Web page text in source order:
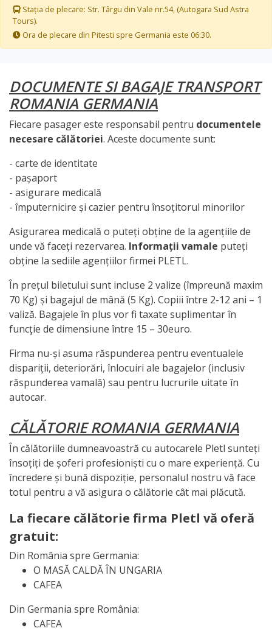
Stația de plecare: Str. Târgu din Vale nr.54, (Autogara Sud Astra
Tours).
Ora de plecare din Pitesti spre Germania este 06:30.
DOCUMENTE SI BAGAJE TRANSPORT
ROMANIA GERMANIA
Fiecare pasager este responsabil pentru documentele
necesare călătoriei. Aceste documente sunt:
- carte de identitate
- pașaport
- asigurare medicală
- împuternicire și cazier pentru însoțitorul minorilor
Asigurarea medicală o puteți obține de la agențiile de
unde vă faceți rezervarea. Informații vamale puteți
obține la sediile agențiilor firmei PLETL.
În prețul biletului sunt incluse 2 valize (împreună maxim
70 Kg) și bagajul de mână (5 Kg). Copiii între 2-12 ani – 1
valiză. Bagajele în plus vor fi taxate suplimentar în
funcţie de dimensiune între 15 – 30euro.
Firma nu-și asuma răspunderea pentru eventualele
dispariții, deteriorări, înlocuiri ale bagajelor (inclusiv
răspunderea vamală) sau pentru lucrurile uitate în
autocar.
CĂLĂTORIE ROMANIA GERMANIA
În călătoriile dumneavoastră cu autocarele Pletl sunteți
însoțiți de șoferi profesioniști cu o mare experiență. Cu
încredere și bună dispoziție, personalul nostru vă face
totul pentru a vă asigura o călătorie cât mai plăcută.
La fiecare călătorie firma Pletl vă oferă
gratuit:
Din România spre Germania:
O MASĂ CALDĂ ÎN UNGARIA
CAFEA
Din Germania spre România:
CAFEA